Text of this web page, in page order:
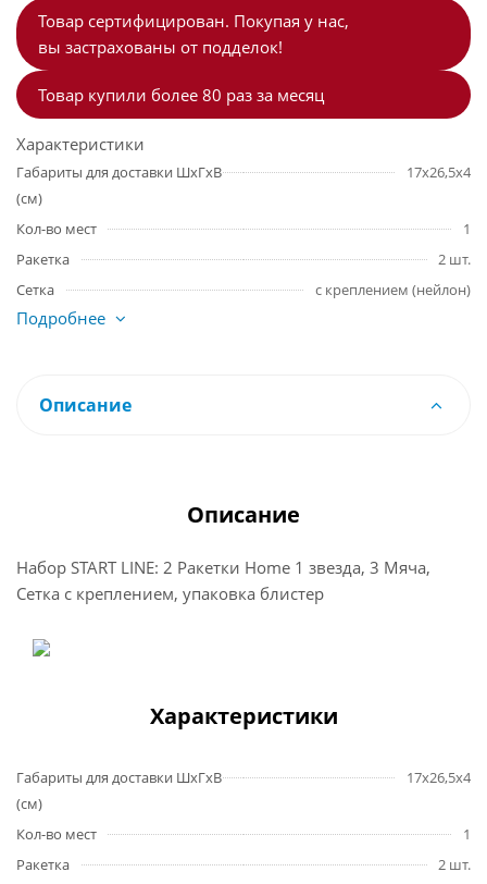
Товар сертифицирован. Покупая у нас,
вы застрахованы от подделок!
Товар купили более 80 раз за месяц
Характеристики
Габариты для доставки ШхГхВ
(см)
17х26,5х4
Кол-во мест
1
Ракетка
2 шт.
Сетка
с креплением (нейлон)
Подробнее
Описание
Описание
Набор START LINE: 2 Ракетки Home 1 звезда, 3 Мяча,
Сетка с креплением, упаковка блистер
Характеристики
Габариты для доставки ШхГхВ
(см)
17х26,5х4
Кол-во мест
1
Ракетка
2 шт.